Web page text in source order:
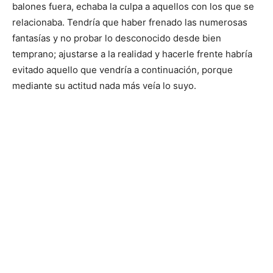
balones fuera, echaba la culpa a aquellos con los que se
relacionaba. Tendría que haber frenado las numerosas
fantasías y no probar lo desconocido desde bien
temprano; ajustarse a la realidad y hacerle frente habría
evitado aquello que vendría a continuación, porque
mediante su actitud nada más veía lo suyo.